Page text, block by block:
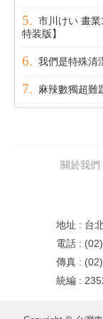
市川けい 畫
特装版】
我們是特殊清
麻辣數獨超難
關於我們
台